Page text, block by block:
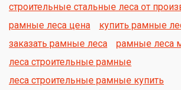
строительные стальные леса от
рамные леса цена
купить рамные
заказать рамные леса
рамные леса
леса строительные рамные
леса строительные рамные купить